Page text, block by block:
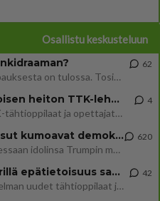
Osallistu keskusteluun
Uusi draamasarja järkyttävästä tapauksesta on tulossa. Tositapahtumiin perustuva sarja ammentaa vuoden 1986 Mikkelin pan
62
Ernest Lawson täräytti erikoisen heiton TTK-lehdistötilaisuudessa: " Onko tässä tarkoituksena...?"
Ernest Lawson esitteli uudet TTK-tähtioppilaat ja opettajat torstaina 6.8. lehdistölle. Tulevalla kaudella on yksi hausk
4
Jos SDP ei voita reilusti, persut kumoavat demokratian Suomesta
Näin tekisi ainakin Rydman seuratessaan idolinsa Trumpin mallia https://www.is.fi/politiikka/art-2000012187244.html
620
Uuden TTK-juontajan ympärillä epätietoisuus sakenee - Nyt MTV hämmentää soppaa
TTK tulee taas tänä syksynä. Ohjelman uudet tähtioppilaat julkistetaan torstaina 6. elokuuta klo 14 alkavassa lehdistö
42